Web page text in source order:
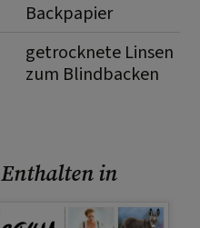
Backpapier
getrocknete Linsen
zum Blindbacken
Enthalten in